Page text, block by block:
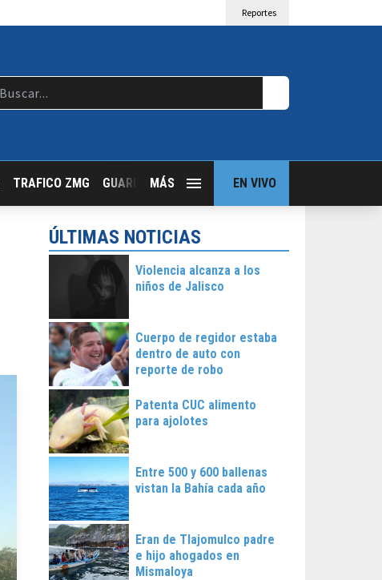
Reportes
TRAFICO ZMG GUARDIA NOCTURNA GUADALAJARA FOLLOW
MÁS EN VIVO
ÚLTIMAS NOTICIAS
Violencia alcanza a los
niños de Jalisco
Cuerpo de regidor estaba
dentro de auto con
reporte de robo
Patenta CUC alimento
para ajolotes
Entre 500 y 600 ballenas
vistan la Bahía cada año
Eran de Tlajomulco padre
e hijo ahogados en
Mismaloya